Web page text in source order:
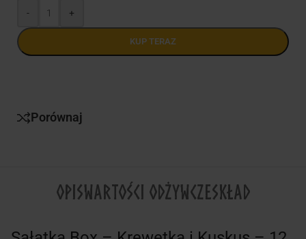
- +
KUP TERAZ
Porównaj
OPISWARTOŚCI ODŻYWCZESKŁAD